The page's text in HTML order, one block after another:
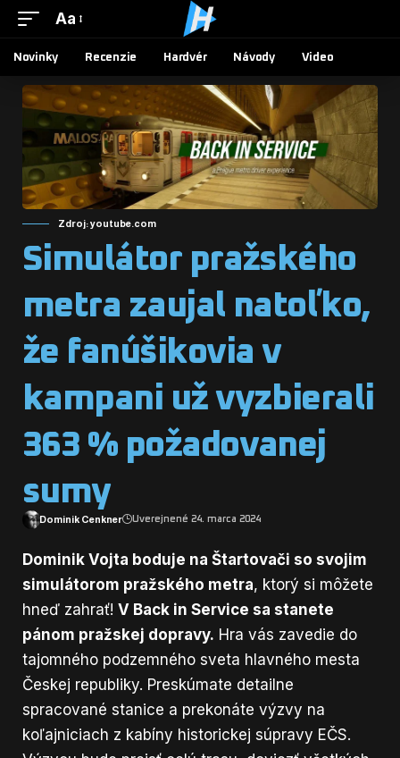
Aa
Novinky Recenzie Hardvér Návody Video
Zdroj: youtube.com
Simulátor pražského
metra zaujal natoľko,
že fanúšikovia v
kampani už vyzbierali
363 % požadovanej
sumy
Dominik Cenkner Uverejnené 24. marca 2024
Dominik Vojta boduje na Štartovači so svojim
simulátorom pražského metra, ktorý si môžete
hneď zahrať! V Back in Service sa stanete
pánom pražskej dopravy. Hra vás zavedie do
tajomného podzemného sveta hlavného mesta
Českej republiky. Preskúmate detailne
spracované stanice a prekonáte výzvy na
koľajniciach z kabíny historickej súpravy EČS.